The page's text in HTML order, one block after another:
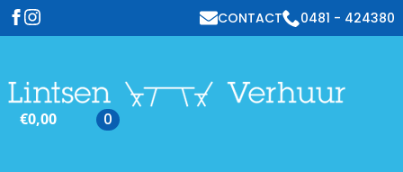
CONTACT 0481 - 424380
€0,00 0